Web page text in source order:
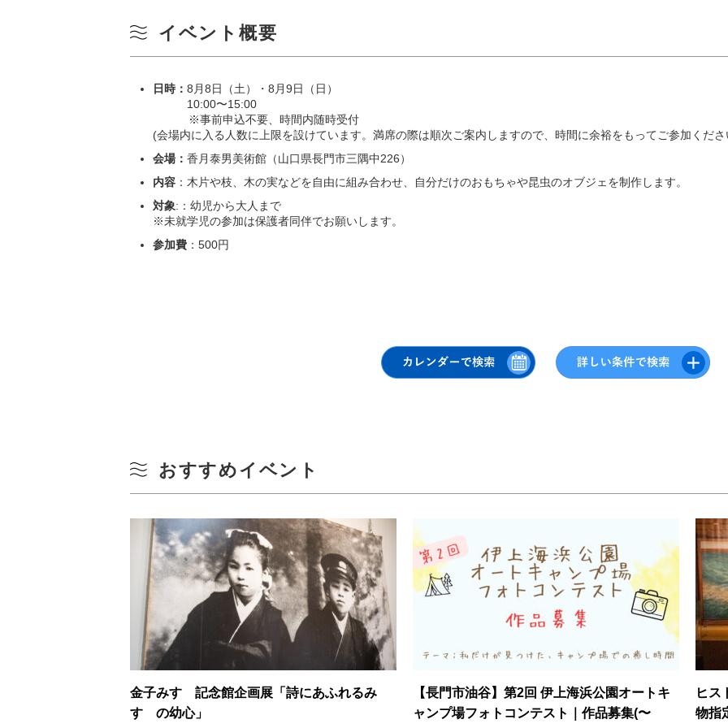
イベント概要
日時： 8月8日（土）・8月9日（日）
10:00〜15:00
※事前申込不要、時間内随時受付
(会場内に入る人数に上限を設けています。満席の際は順次ご案内しますので、時間に余裕をもってご参加くだ
会場： 香月泰男美術館（山口県長門市三隅中226）
内容 ：木片や枝、木の実などを自由に組み合わせ、自分だけのおもちゃや昆虫のオブジェを制作します。
対象:：幼児から大人まで
※未就学児の参加は保護者同伴でお願いします。
参加費 ：500円
おすすめイベント
金子みすゞ記念館企画展「詩にあふれるみ
すゞの幼心」
【長門市油谷】第2回 伊上海浜公園オートキ
ャンプ場フォトコンテスト｜作品募集(〜
ヒス
物指